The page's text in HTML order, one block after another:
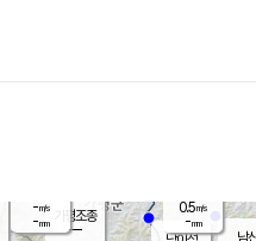
남
0.5m/s
-mm
가평조종
-m/s
-mm